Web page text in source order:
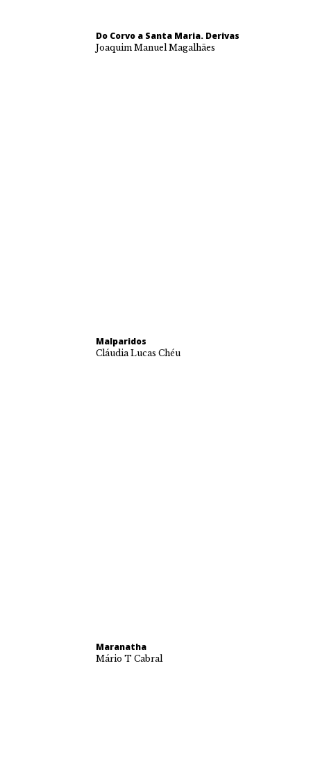
Do Corvo a Santa Maria. Derivas
Joaquim Manuel Magalhães
Malparidos
Cláudia Lucas Chéu
Maranatha
Mário T Cabral